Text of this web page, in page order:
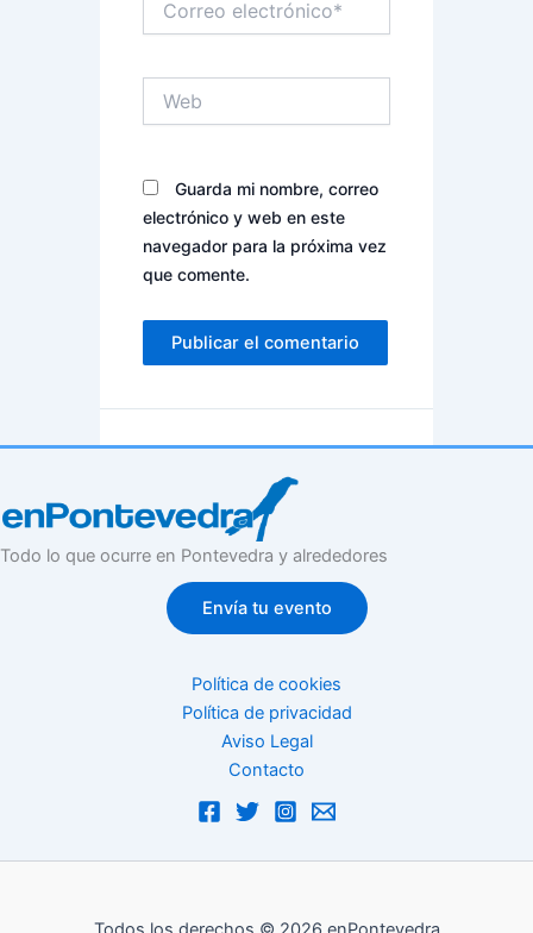
electrónico*
Guarda mi nombre, correo
electrónico y web en este
navegador para la próxima vez
que comente.
Todo lo que ocurre en Pontevedra y alrededores
Envía tu evento
Política de cookies
Política de privacidad
Aviso Legal
Contacto